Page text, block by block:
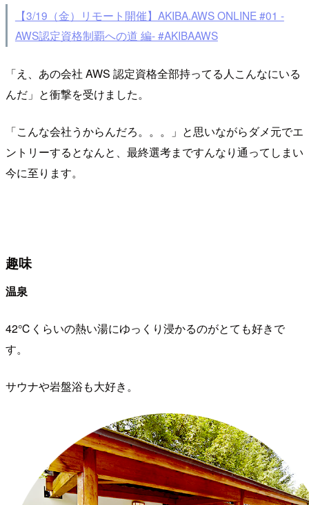
【3/19（金）リモート開催】AKIBA.AWS ONLINE #01 -
AWS認定資格制覇への道 編- #AKIBAAWS
「え、あの会社 AWS 認定資格全部持ってる人こんなにいる
んだ」と衝撃を受けました。​
「こんな会社うからんだろ。。。」と思いながらダメ元でエ
ントリーするとなんと、最終選考まですんなり通ってしまい
今に至ります。
趣味
温泉
​ 42℃くらいの熱い湯にゆっくり浸かるのがとても好きで
す。
​ サウナや岩盤浴も大好き。